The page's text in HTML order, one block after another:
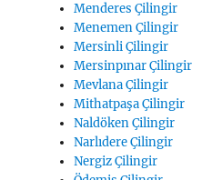
Menderes Çilingir
Menemen Çilingir
Mersinli Çilingir
Mersinpınar Çilingir
Mevlana Çilingir
Mithatpaşa Çilingir
Naldöken Çilingir
Narlıdere Çilingir
Nergiz Çilingir